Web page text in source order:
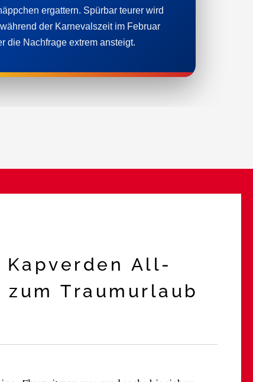
ergattern. Spürbar teurer wird
der Karnevalszeit im Februar
die Nachfrage extrem ansteigt.
All-
Traumurlaub